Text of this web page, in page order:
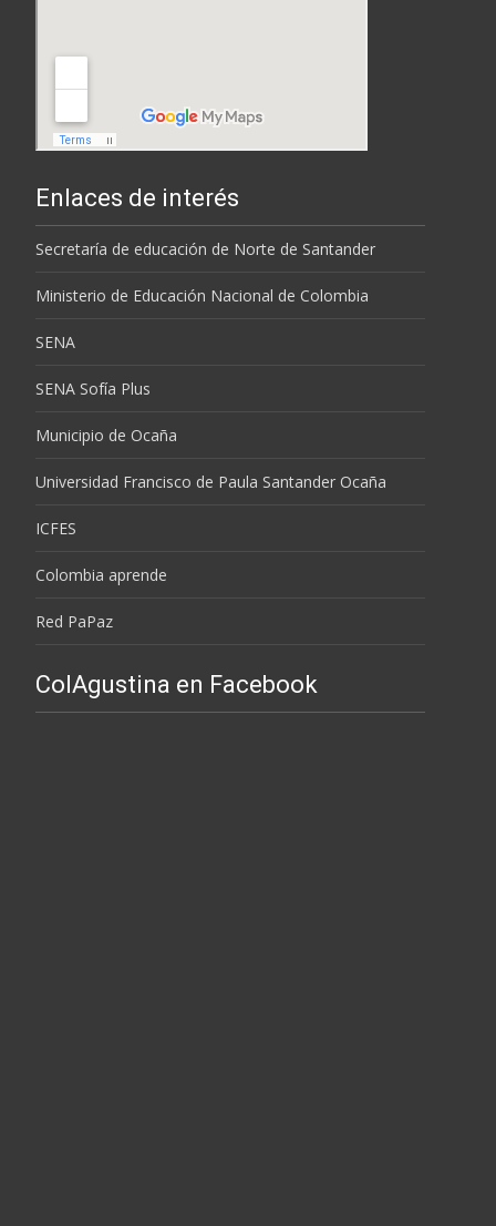
Enlaces de interés
Secretaría de educación de Norte de Santander
Ministerio de Educación Nacional de Colombia
SENA
SENA Sofía Plus
Municipio de Ocaña
Universidad Francisco de Paula Santander Ocaña
ICFES
Colombia aprende
Red PaPaz
ColAgustina en Facebook